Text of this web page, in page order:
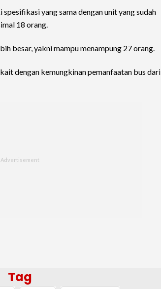
yang sama dengan unit yang sudah
18 orang.
besar, yakni mampu menampung 27 orang.
dengan kemungkinan pemanfaatan bus dari
Tag